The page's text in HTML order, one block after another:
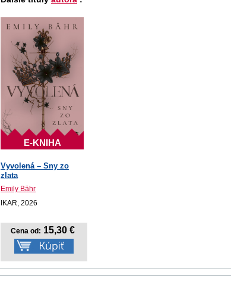
E-KNIHA
Vyvolená – Sny zo
zlata
Emily Bähr
IKAR, 2026
Cena od: 15,30 €